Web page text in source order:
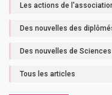
Les actions de
Des nouvelles des
Des nouvelles de Sciences
Tous les articles